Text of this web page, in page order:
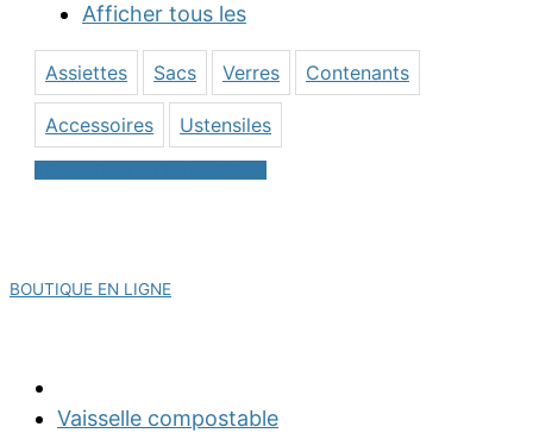
Afficher tous les
Assiettes Sacs Verres Contenants
Accessoires Ustensiles
BOUTIQUE EN LIGNE
Vaisselle compostable